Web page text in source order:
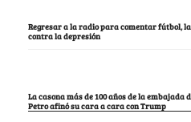
Regresar a la radio para comentar fútbol,
contra la depresión
La casona más de 100 años de la embajada
Petro afinó su cara a cara con Trump